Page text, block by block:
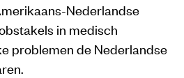
Nederlandse
in medisch
problemen de Nederlandse